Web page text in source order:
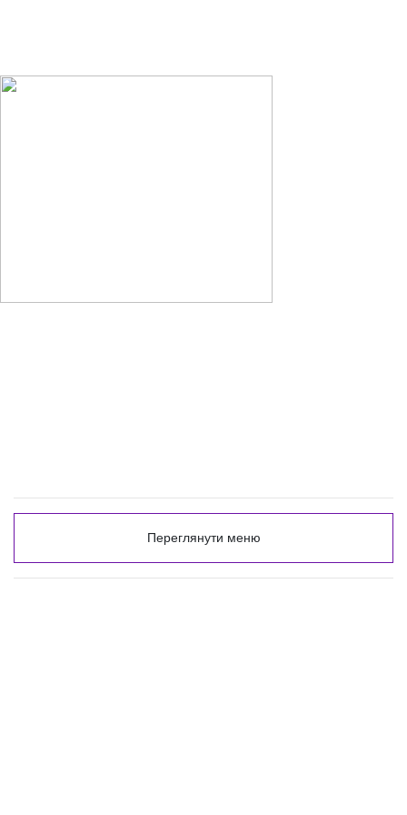
Переглянути меню